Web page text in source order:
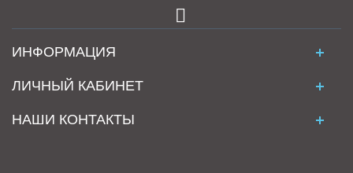
ИНФОРМАЦИЯ
ЛИЧНЫЙ КАБИНЕТ
НАШИ КОНТАКТЫ